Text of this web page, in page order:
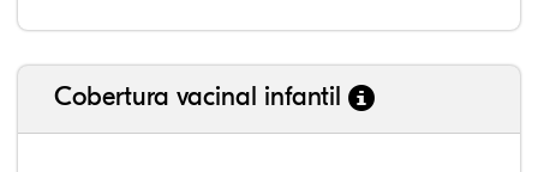
Cobertura vacinal infantil